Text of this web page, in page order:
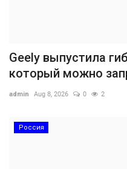
Geely выпустила
который можно
admin Aug 8, 2026 0 2
Россия